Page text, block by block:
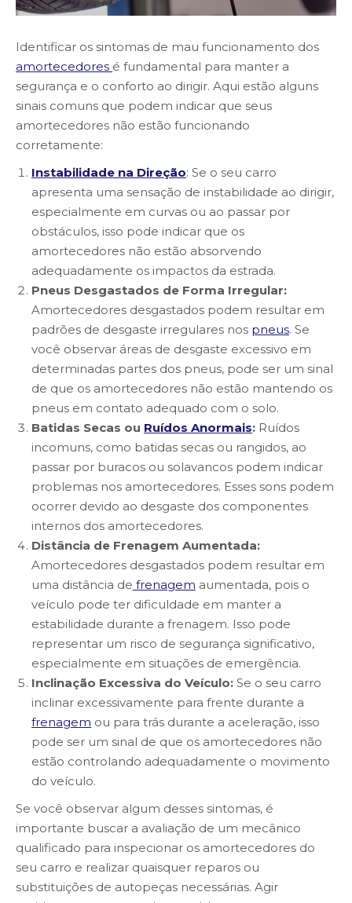
Identificar os sintomas de mau funcionamento dos
amortecedores é fundamental para manter a
segurança e o conforto ao dirigir. Aqui estão alguns
sinais comuns que podem indicar que seus
amortecedores não estão funcionando
corretamente:
Instabilidade na Direção: Se o seu carro
apresenta uma sensação de instabilidade ao dirigir,
especialmente em curvas ou ao passar por
obstáculos, isso pode indicar que os
amortecedores não estão absorvendo
adequadamente os impactos da estrada.
Pneus Desgastados de Forma Irregular:
Amortecedores desgastados podem resultar em
padrões de desgaste irregulares nos pneus. Se
você observar áreas de desgaste excessivo em
determinadas partes dos pneus, pode ser um sinal
de que os amortecedores não estão mantendo os
pneus em contato adequado com o solo.
Batidas Secas ou Ruídos Anormais: Ruídos
incomuns, como batidas secas ou rangidos, ao
passar por buracos ou solavancos podem indicar
problemas nos amortecedores. Esses sons podem
ocorrer devido ao desgaste dos componentes
internos dos amortecedores.
Distância de Frenagem Aumentada:
Amortecedores desgastados podem resultar em
uma distância de frenagem aumentada, pois o
veículo pode ter dificuldade em manter a
estabilidade durante a frenagem. Isso pode
representar um risco de segurança significativo,
especialmente em situações de emergência.
Inclinação Excessiva do Veículo: Se o seu carro
inclinar excessivamente para frente durante a
frenagem ou para trás durante a aceleração, isso
pode ser um sinal de que os amortecedores não
estão controlando adequadamente o movimento
do veículo.
Se você observar algum desses sintomas, é
importante buscar a avaliação de um mecânico
qualificado para inspecionar os amortecedores do
seu carro e realizar quaisquer reparos ou
substituições de autopeças necessárias. Agir